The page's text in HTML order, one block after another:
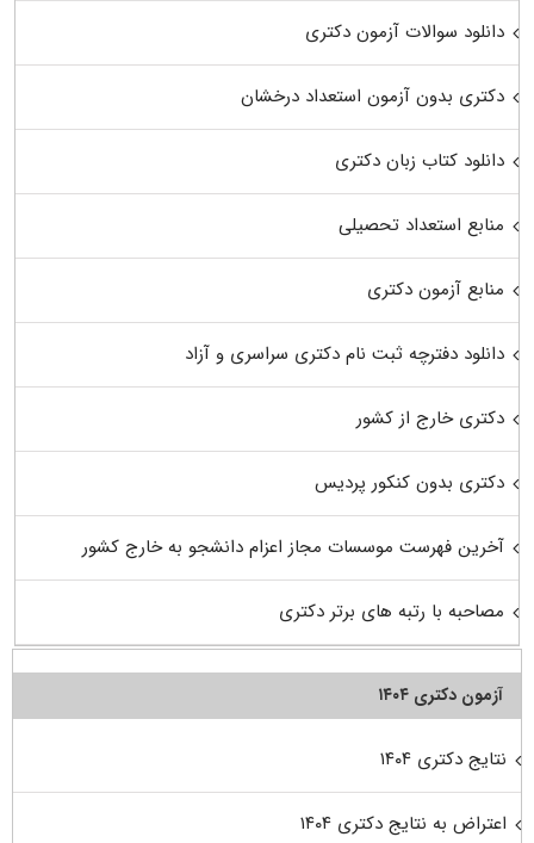
دانلود سوالات آزمون دکتری
دکتری بدون آزمون استعداد درخشان
دانلود کتاب زبان دکتری
منابع استعداد تحصیلی
منابع آزمون دکتری
دانلود دفترچه ثبت نام دکتری سراسری و آزاد
دکتری خارج از کشور
دکتری بدون کنکور پردیس
آخرین فهرست موسسات مجاز اعزام دانشجو به خارج کشور
مصاحبه با رتبه های برتر دکتری
آزمون دکتری ۱۴۰۴
نتایج دکتری ۱۴۰۴
اعتراض به نتایج دکتری ۱۴۰۴